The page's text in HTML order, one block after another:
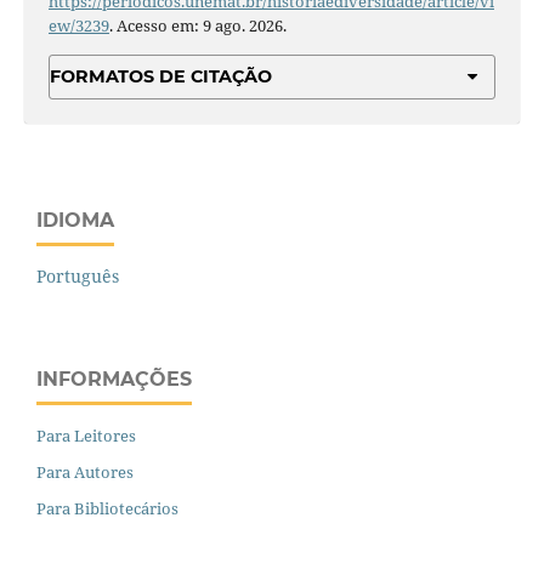
ew/3239. Acesso em: 9 ago. 2026.
FORMATOS DE CITAÇÃO
IDIOMA
Português
INFORMAÇÕES
Para Leitores
Para Autores
Para Bibliotecários